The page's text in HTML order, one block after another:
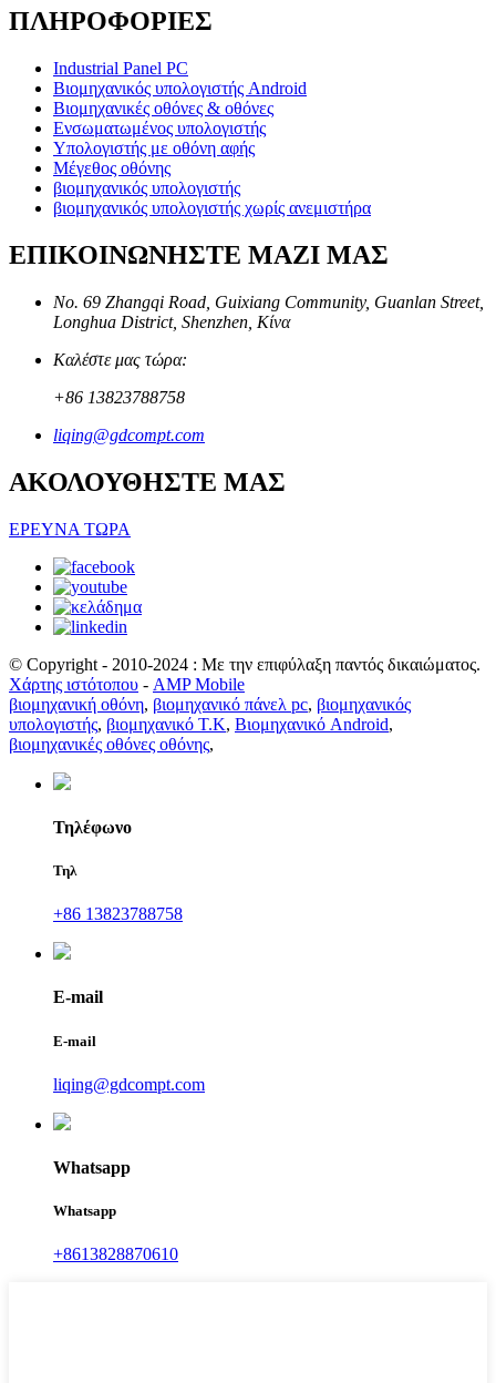
ΠΛΗΡΟΦΟΡΙΕΣ
Industrial Panel PC
Βιομηχανικός υπολογιστής Android
Βιομηχανικές οθόνες & οθόνες
Ενσωματωμένος υπολογιστής
Υπολογιστής με οθόνη αφής
Μέγεθος οθόνης
βιομηχανικός υπολογιστής
βιομηχανικός υπολογιστής χωρίς ανεμιστήρα
ΕΠΙΚΟΙΝΩΝΗΣΤΕ ΜΑΖΙ ΜΑΣ
No. 69 Zhangqi Road, Guixiang Community, Guanlan Street,
Longhua District, Shenzhen, Κίνα
Καλέστε μας τώρα:
+86 13823788758
liqing@gdcompt.com
ΑΚΟΛΟΥΘΗΣΤΕ ΜΑΣ
ΕΡΕΥΝΑ ΤΩΡΑ
© Copyright - 2010-2024 : Με την επιφύλαξη παντός δικαιώματος.
Χάρτης ιστότοπου - AMP Mobile
βιομηχανική οθόνη, βιομηχανικό πάνελ pc, βιομηχανικός
υπολογιστής, βιομηχανικό Τ.Κ, Βιομηχανικό Android,
βιομηχανικές οθόνες οθόνης,
Τηλέφωνο
Τηλ
+86 13823788758
E-mail
E-mail
liqing@gdcompt.com
Whatsapp
Whatsapp
+8613828870610